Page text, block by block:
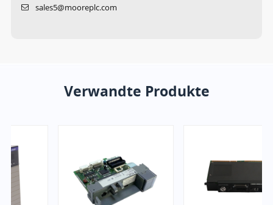
sales5@mooreplc.com
Verwandte Produkte